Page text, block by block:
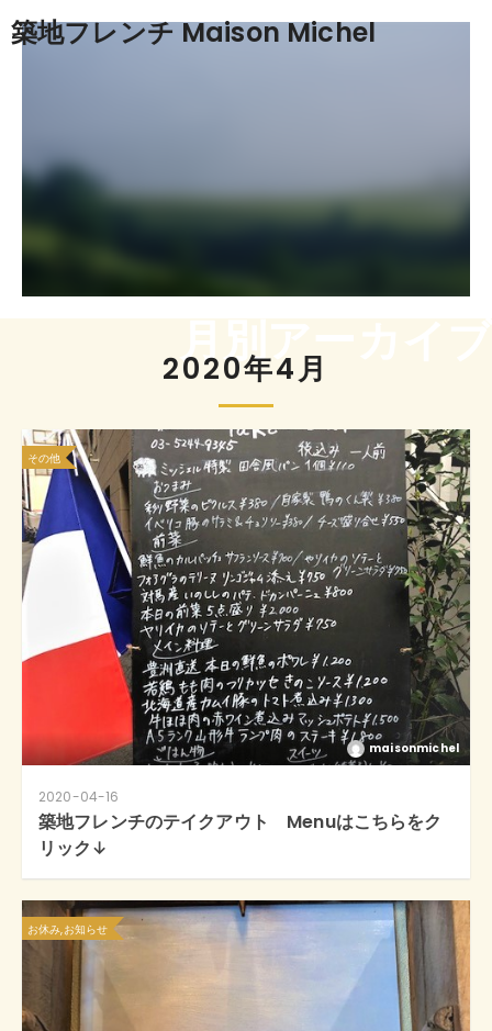
築地フレンチ Maison Michel
2020年4月
月別アーカイブ
その他
maisonmichel
2020-04-16
築地フレンチのテイクアウト Menuはこちらをク
リック↓
お休み,お知らせ